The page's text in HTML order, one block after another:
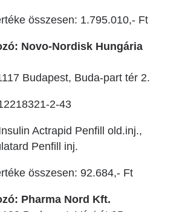
összesen: 1.795.010,- Ft
Novo-Nordisk Hungária
Budapest, Buda-part tér 2.
2-43
Actrapid Penfill old.inj.,
Penfill inj.
összesen: 92.684,- Ft
Pharma Nord Kft.